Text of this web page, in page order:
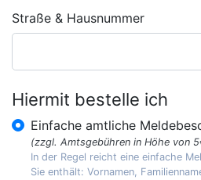
Straße & Hausnummer
Hiermit bestelle ich
Einfache amtliche
(zzgl. Amtsgebühren in Höhe von
In der Regel reicht eine einfache
Sie enthält: Vornamen,